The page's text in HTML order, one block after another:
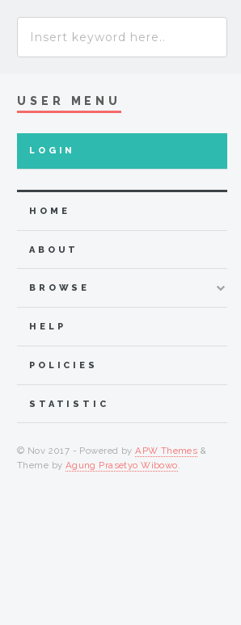
USER MENU
LOGIN
HOME
ABOUT
BROWSE
HELP
POLICIES
STATISTIC
© Nov 2017 - Powered byAPW Themes &
Theme by Agung Prasetyo Wibowo.